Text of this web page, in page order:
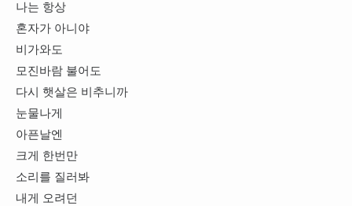
나는 항상
혼자가 아니야
비가와도
모진바람 불어도
다시 햇살은 비추니까
눈물나게
아픈날엔
크게 한번만
소리를 질러봐
내게 오려던